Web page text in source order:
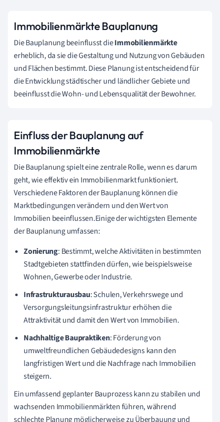
Immobilienmärkte Bauplanung
Die Bauplanung beeinflusst dieImmobilienmärkte
erheblich, da sie die Gestaltung und Nutzung von Gebäuden
und Flächen bestimmt. Diese Planung ist entscheidend für
die Entwicklung städtischer und ländlicher Gebiete und
beeinflusst die Wohn- und Lebensqualität der Bewohner.
Einfluss der Bauplanung auf
Immobilienmärkte
Die Bauplanung spielt eine zentrale Rolle, wenn es darum
geht, wie effektiv ein Immobilienmarkt funktioniert.
Verschiedene Faktoren der Bauplanung können die
Marktbedingungen verändern und den Wert von
Immobilien beeinflussen.Einige der wichtigsten Elemente
der Bauplanung umfassen:
Zonierung: Bestimmt, welche Aktivitäten in bestimmten
Stadtgebieten stattfinden dürfen, wie beispielsweise
Wohnen, Gewerbe oder Industrie.
Infrastrukturausbau: Schulen, Verkehrswege und
Versorgungsleitungsinfrastruktur erhöhen die
Attraktivität und damit den Wert von Immobilien.
Nachhaltige Baupraktiken: Förderung von
umweltfreundlichen Gebäudedesigns kann den
langfristigen Wert und die Nachfrage nach Immobilien
steigern.
Ein umfassend geplanter Bauprozess kann zu stabilen und
wachsenden Immobilienmärkten führen, während
schlechte Planung möglicherweise zu Überbauung und